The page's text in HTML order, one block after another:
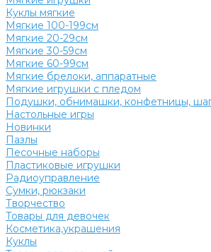
Куклы мягкие
Мягкие 100-199см
Мягкие 20-29см
Мягкие 30-59см
Мягкие 60-99см
Мягкие брелоки, аппаратные
Мягкие игрушки с пледом
Подушки, обнимашки, конфетницы,
Настольные игры
Новинки
Пазлы
Песочные наборы
Пластиковые игрушки
Радиоуправление
Сумки, рюкзаки
Творчество
Товары для девочек
Косметика,украшения
Куклы